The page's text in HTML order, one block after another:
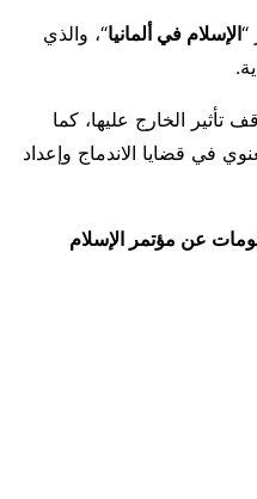
“الإسلام في ألمانيا“، والذي
تأثير الخارج عليها، كما
في قضايا الاندماج وإعداد
عن مؤتمر الإسلام